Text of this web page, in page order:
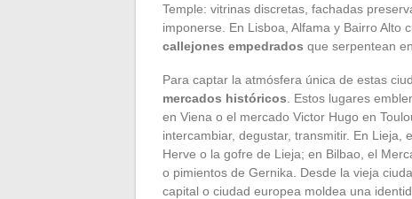
Temple: vitrinas discretas, fachadas
imponerse. En Lisboa, Alfama y Bairro Alto
callejones empedrados que serpentean
Para captar la atmósfera única de estas
mercados históricos . Estos lugares
en Viena o el mercado Victor Hugo en
intercambiar, degustar, transmitir. En Lieja,
Herve o la gofre de Lieja; en Bilbao, el
o pimientos de Gernika. Desde la vieja
capital o ciudad europea moldea una